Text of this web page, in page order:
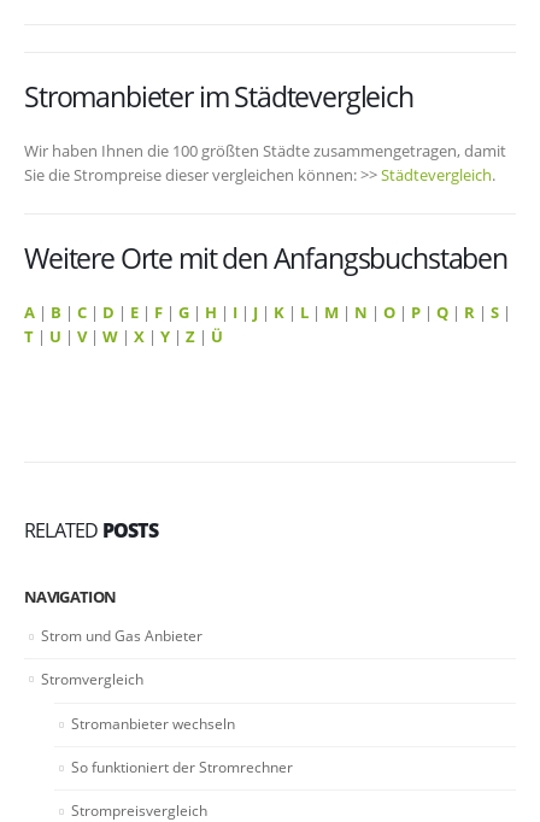
Stromanbieter im Städtevergleich
Wir haben Ihnen die 100 größten Städte zusammengetragen, damit
Sie die Strompreise dieser vergleichen können: >>Städtevergleich.
Weitere Orte mit den Anfangsbuchstaben
A | B | C | D | E | F | G | H | I | J | K | L | M | N | O | P | Q | R | S |
T | U | V| W | X | Y | Z | Ü
RELATED POSTS
NAVIGATION
Strom und Gas Anbieter
Stromvergleich
Stromanbieter wechseln
So funktioniert der Stromrechner
Strompreisvergleich